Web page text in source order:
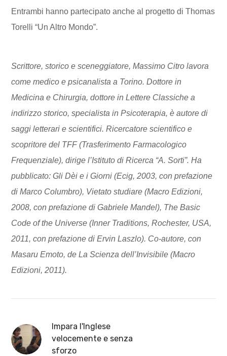
Entrambi hanno partecipato anche al progetto di Thomas
Torelli “Un Altro Mondo”.
Scrittore, storico e sceneggiatore, Massimo Citro lavora
come medico e psicanalista a Torino. Dottore in
Medicina e Chirurgia, dottore in Lettere Classiche a
indirizzo storico, specialista in Psicoterapia, è autore di
saggi letterari e scientifici. Ricercatore scientifico e
scopritore del TFF (Trasferimento Farmacologico
Frequenziale), dirige l’Istituto di Ricerca “A. Sorti”. Ha
pubblicato: Gli Dèi e i Giorni (Ecig, 2003, con prefazione
di Marco Columbro), Vietato studiare (Macro Edizioni,
2008, con prefazione di Gabriele Mandel), The Basic
Code of the Universe (Inner Traditions, Rochester, USA,
2011, con prefazione di Ervin Laszlo). Co-autore, con
Masaru Emoto, de La Scienza dell’Invisibile (Macro
Edizioni, 2011).
Impara l'Inglese
velocemente e senza
sforzo